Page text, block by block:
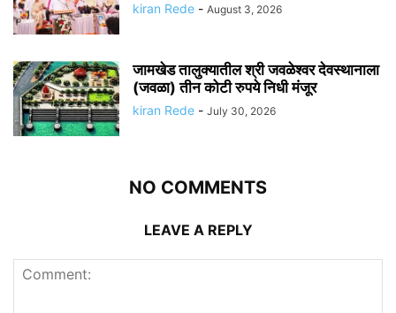
kiran Rede - August 3, 2026
जामखेड तालुक्यातील श्री जवळेश्वर देवस्थानाला
(जवळा) तीन कोटी रुपये निधी मंजूर
kiran Rede - July 30, 2026
NO COMMENTS
LEAVE A REPLY